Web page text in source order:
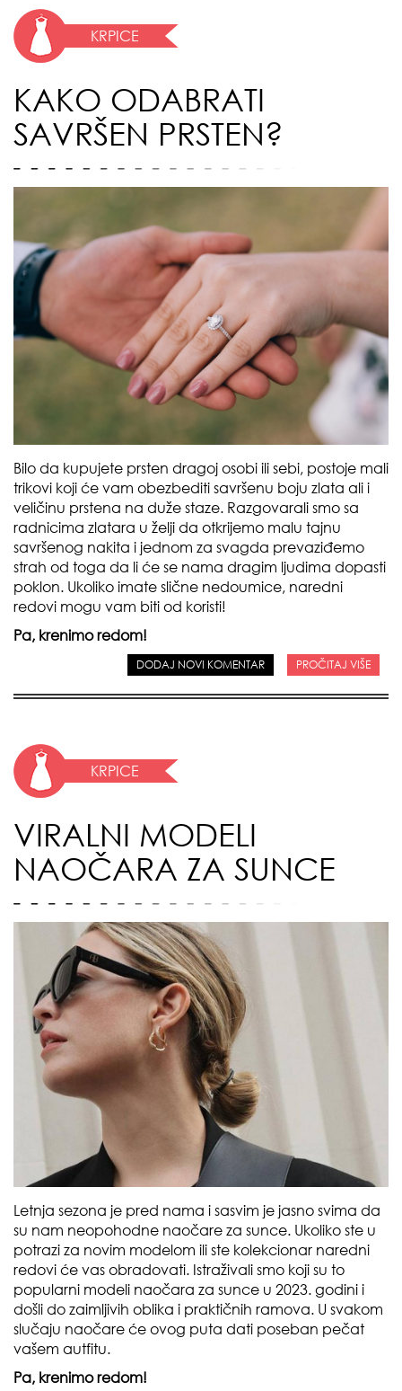
KRPICE
KAKO ODABRATI
SAVRŠEN PRSTEN?
Bilo da kupujete prsten dragoj osobi ili sebi, postoje mali
trikovi koji će vam obezbediti savršenu boju zlata ali i
veličinu prstena na duže staze. Razgovarali smo sa
radnicima zlatara u želji da otkrijemo malu tajnu
savršenog nakita i jednom za svagda prevaziđemo
strah od toga da li će se nama dragim ljudima dopasti
poklon. Ukoliko imate slične nedoumice, naredni
redovi mogu vam biti od koristi!
Pa, krenimo redom!
DODAJ NOVI KOMENTAR PROČITAJ VIŠE
KRPICE
VIRALNI MODELI
NAOČARA ZA SUNCE
Letnja sezona je pred nama i sasvim je jasno svima da
su nam neopohodne naočare za sunce. Ukoliko ste u
potrazi za novim modelom ili ste kolekcionar naredni
redovi će vas obradovati. Istraživali smo koji su to
popularni modeli naočara za sunce u 2023. godini i
došli do zaimljivih oblika i praktičnih ramova. U svakom
slučaju naočare će ovog puta dati poseban pečat
vašem autfitu.
Pa, krenimo redom!